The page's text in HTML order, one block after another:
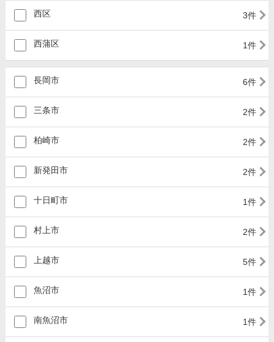
西区 3件
西蒲区 1件
長岡市 6件
三条市 2件
柏崎市 2件
新発田市 2件
十日町市 1件
村上市 2件
上越市 5件
魚沼市 1件
南魚沼市 1件